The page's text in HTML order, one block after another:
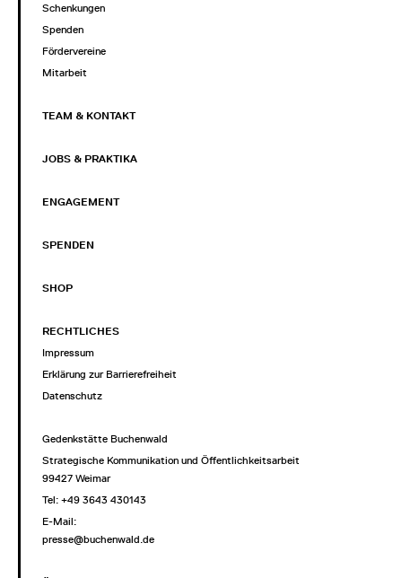
Schenkungen
Spenden
Fördervereine
Mitarbeit
TEAM & KONTAKT
JOBS & PRAKTIKA
ENGAGEMENT
SPENDEN
SHOP
RECHTLICHES
Impressum
Erklärung zur Barrierefreiheit
Datenschutz
Gedenkstätte Buchenwald
Strategische Kommunikation und Öffentlichkeitsarbeit
99427 Weimar
Tel: +49 3643 430143
E-Mail:
presse@buchenwald.de